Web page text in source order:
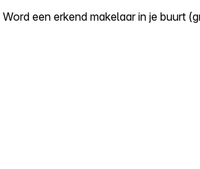
Word een erkend makelaar in je buurt